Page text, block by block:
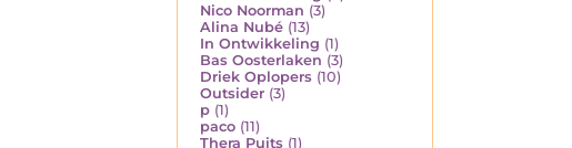
Nico Noorman (3)
Alina Nubé (13)
In Ontwikkeling (1)
Bas Oosterlaken (3)
Driek Oplopers (10)
Outsider (3)
p (1)
paco (11)
Thera Puits (1)